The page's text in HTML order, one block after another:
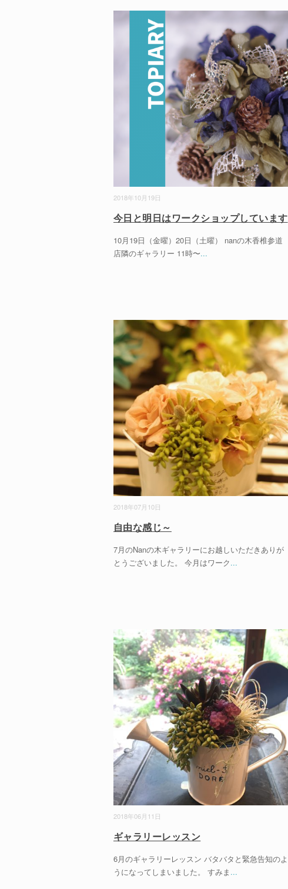
2018年10月19日
今日と明日はワークショップしています
10月19日（金曜）20日（土曜） nanの木香椎参道
店隣のギャラリー 11時〜...
2018年07月10日
自由な感じ～
7月のNanの木ギャラリーにお越しいただきありが
とうございました。 今月はワーク...
2018年06月11日
ギャラリーレッスン
6月のギャラリーレッスン バタバタと緊急告知のよ
うになってしまいました。 すみま ...